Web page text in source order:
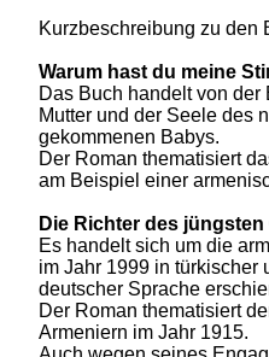
Kurzbeschreibung zu den
Warum hast du meine
Das Buch handelt von
Mutter und der Seele des
gekommenen Babys.
Der Roman thematisiert
am Beispiel einer
Die Richter des
Es handelt sich um die
im Jahr 1999 in türkischer
deutscher Sprache
Der Roman thematisiert
Armeniern im Jahr 1915.